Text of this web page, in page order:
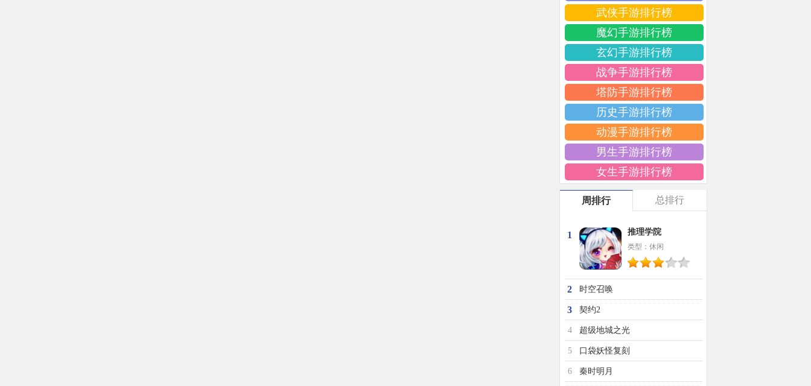
武侠手游排行榜
魔幻手游排行榜
玄幻手游排行榜
战争手游排行榜
塔防手游排行榜
历史手游排行榜
动漫手游排行榜
男生手游排行榜
女生手游排行榜
周排行 总排行
1 推理学院
类型：休闲
2 时空召唤
3 契约2
4 超级地城之光
5 口袋妖怪复刻
6 秦时明月